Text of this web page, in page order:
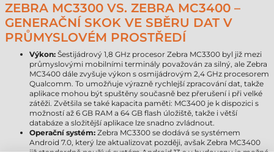
ZEBRA MC3300 VS. ZEBRA MC3400 –
GENERAČNÍ SKOK VE SBĚRU DAT V
PRŮMYSLOVÉM PROSTŘEDÍ
Výkon: Šestijádrový 1,8 GHz procesor Zebra MC3300 byl již mezi
průmyslovými mobilními terminály považován za silný, ale Zebra
MC3400 dále zvyšuje výkon s osmijádrovým 2,4 GHz procesorem
Qualcomm. To umožňuje výrazně rychlejší zpracování dat, takže
aplikace mohou být spuštěny současně bez přerušení i při velké
zátěži. Zvětšila se také kapacita paměti: MC3400 je k dispozici s
možností až 6 GB RAM a 64 GB flash úložiště, takže i větší
databáze a složitější aplikace lze snadno zvládnout.
Operační systém: Zebra MC3300 se dodává se systémem
Android 7.0, který lze aktualizovat později, avšak Zebra MC3400
již standardně používá systém Android 13 a v budoucnu je možné